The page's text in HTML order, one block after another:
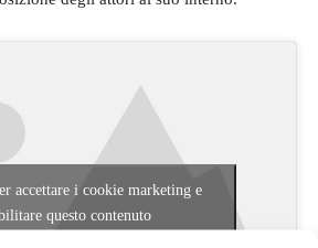
accettare i cookie marketing e
questo contenuto